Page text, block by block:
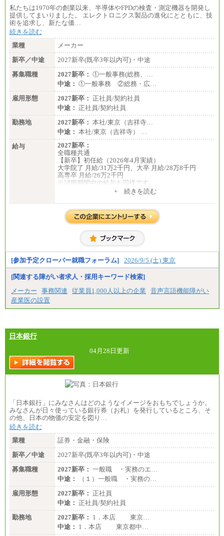
私たちは1970年の創業以来、半導体やFPDの検査・測定機器を開発し
提供してまいりました。 エレクトロニクス製品の進化にとともに、技
術を追求し、新たな価…
続きを読む
業種
メーカー
新卒／中途
2027新卒(既卒3年以内可)・中途
募集職種
2027新卒： ①一般事務(総務、…
中途： ①一般事務 ②総務・広…
雇用形態
2027新卒： 正社員/契約社員
中途： 正社員/契約社員
勤務地
2027新卒： 本社/東京（吉祥寺…
中途： 本社/東京（吉祥寺） …
給与
2027新卒：
全職種共通
【新卒】初任給（2026年4月実績）
大学院了 月給/31万2千円、大卒 月給/28万8千円
高専卒 月給/26万2千円
※試用期間中の給与も同様です
【中途】月給19万8千円～
※勤務地によって異なります。
※経験やスキルを考慮し、規定により決定します。
+ 続きを読む
[参加予定クローバー就職フォーラム] 2026/9/5 (土) 東京
[関連する障がい者求人・採用キーワード検索]
メーカー
事務関連 従業員1,000人以上の企業
音声言語機能障がい
産業医の設置
日本銀行
04月28日更新
「日本銀行」にみなさんはどのようなイメージをおもちでしょうか。
みなさんが日々使っている銀行券（お札）を発行しているところ、そ
の他、日本の物価の安定を図り…
続きを読む
業種
証券・金融・保険
新卒／中途
2027新卒(既卒3年以内可)・中途
募集職種
2027新卒： 一般職 ・実務のエ…
中途：
（１）一般職 ・実務の…
雇用形態
2027新卒： 正社員
中途： 正社員/契約社員
勤務地
2027新卒： 1．本店 東京…
中途： 1．本店 東京都中…